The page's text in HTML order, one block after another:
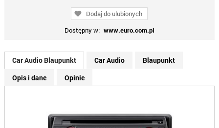
Dodaj do ulubionych
Dostępny w: www.euro.com.pl
Car Audio Blaupunkt Car Audio
Blaupunkt
Opis i dane
Opinie